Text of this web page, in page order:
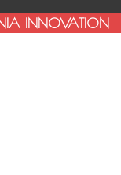
INNOVATION